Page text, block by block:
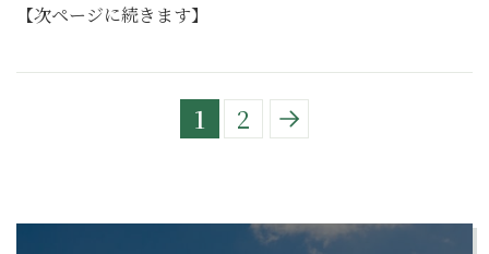
【次ページに続きます】
1 2